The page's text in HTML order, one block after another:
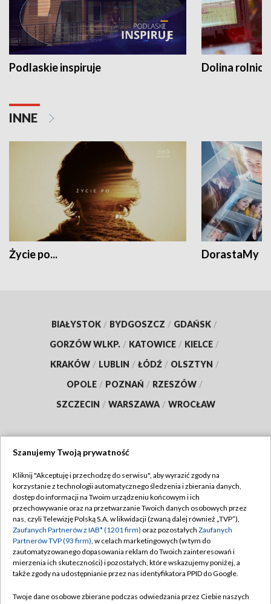
Podlaskie inspiruje Dolina
INNE
Życie po... DorastaMy
BIAŁYSTOK / BYDGOSZCZ / GDAŃSK /
GORZÓW WLKP. / KATOWICE / KIELCE /
KRAKÓW / LUBLIN / ŁÓDŹ / OLSZTYN /
OPOLE / POZNAŃ / RZESZÓW /
SZCZECIN / WARSZAWA / WROCŁAW
TVP
Abonament TVP
Emisja w TVP
Centrum informacji TVP
Naziemna Telewizja Cyfrowa
Regulamin TVP
Polityka prywatności
Moje zgody
Pomoc
Szanujemy Twoją prywatność
Kliknij "Akceptuję i przechodzę do serwisu", aby wyrazić zgody na
korzystanie z technologii automatycznego śledzenia i zbierania danych,
dostęp do informacji na Twoim urządzeniu końcowym i ich
przechowywanie oraz na przetwarzanie Twoich danych osobowych przez
nas, czyli Telewizję Polską S.A. w likwidacji (zwaną dalej również „TVP”),
Zaufanych Partnerów z IAB* (1201 firm) oraz pozostałych Zaufanych
Partnerów TVP (93 firm), w celach marketingowych (w tym do
zautomatyzowanego dopasowania reklam do Twoich zainteresowań i
mierzenia ich skuteczności) i pozostałych, które wskazujemy poniżej, a
także zgody na udostępnianie przez nas identyfikatora PPID do Google.
Twoje dane osobowe zbierane podczas odwiedzania przez Ciebie naszych